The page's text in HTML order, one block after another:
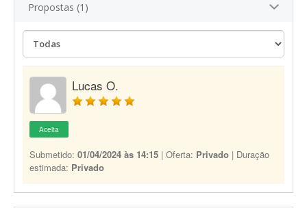
Propostas (1)
Lucas O.
Aceita
Submetido: 01/04/2024 às 14:15 | Oferta: Privado | Duração
estimada: Privado